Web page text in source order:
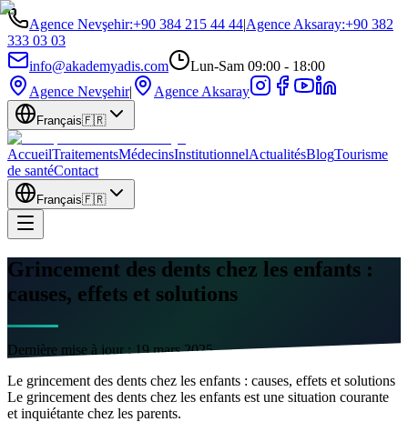
Agence Nevşehir:+90 384 215 44 44|Agence Aksaray:+90 382
333 03 03
info@akademyadis.com
Lun-Sam 09:00 - 18:00
Agence Nevşehir| Agence Aksaray
Français🇫🇷
AccueilTraitementsMédecinsInstitutionnelActualitésBlogTourisme
de santéContact
Français🇫🇷
Grincement des dents chez les enfants :
causes, effets et solutions
Dernière mise à jour :19 mars 2025
Le grincement des dents chez les enfants : causes, effets et solutions
Le grincement des dents chez les enfants est une situation courante
et inquiétante chez les parents.